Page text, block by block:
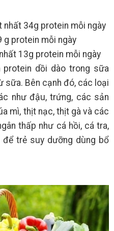
34g protein mỗi ngày
g protein mỗi ngày
13g protein mỗi ngày
dồi dào trong sữa
Bên cạnh đó, các loại
như đậu, trứng, các sản
mì, thịt nạc, thịt gà và các
thấp như cá hồi, cá tra,
trẻ suy dưỡng dùng bổ